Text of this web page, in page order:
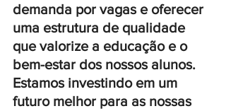
demanda por vagas e oferecer
uma estrutura de qualidade
que valorize a educação e o
bem-estar dos nossos alunos.
Estamos investindo em um
futuro melhor para as nossas